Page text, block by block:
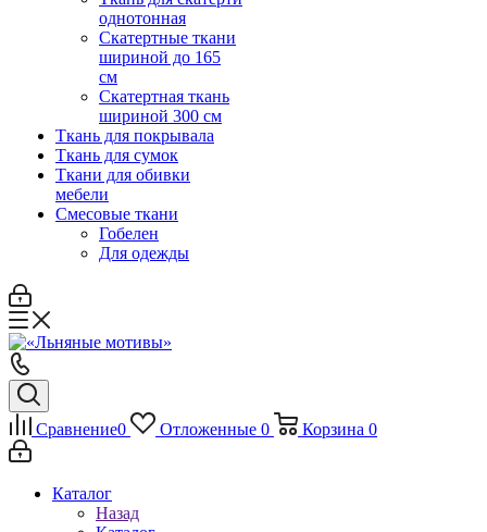
однотонная
Скатертные ткани
шириной до 165
см
Скатертная ткань
шириной 300 см
Ткань для покрывала
Ткань для сумок
Ткани для обивки
мебели
Смесовые ткани
Гобелен
Для одежды
Сравнение0 Отложенные 0 Корзина 0
Каталог
Назад